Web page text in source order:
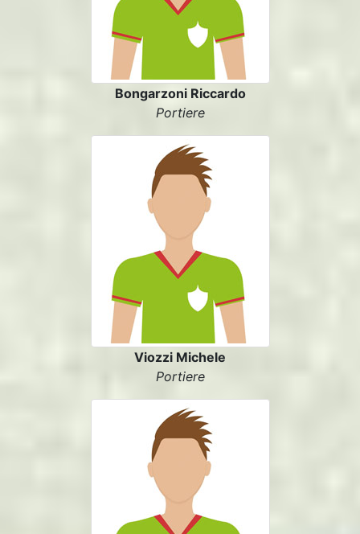
Bongarzoni Riccardo
Portiere
Viozzi Michele
Portiere